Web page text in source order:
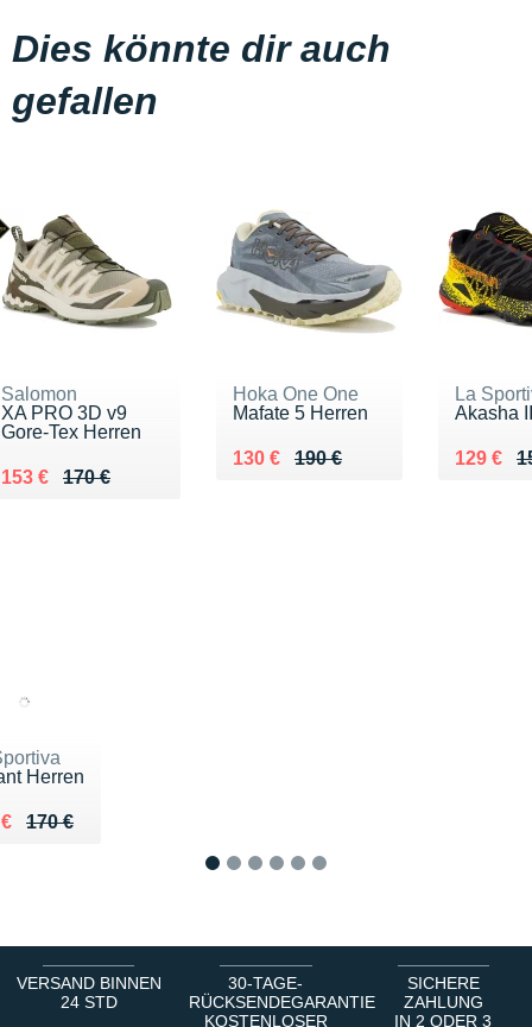
Dies könnte dir auch
gefallen
Salomon
XA PRO 3D v9
Gore-Tex Herren
170 €
Au lieu de 170 €
153 €
Vendu 153 €
Hoka One One
Mafate 5 Herren
190 €
Au lieu de 190 €
130 €
Vendu 130 €
La
Akasha
Au lieu
129 €
Vendu
Herren
170 €
de 170 €
144 €
VERSAND BINNEN
24 STD
30-TAGE-
RÜCKSENDEGARANTIE
KOSTENLOSER
SICHERE
ZAHLUNG
IN 2 ODER 3